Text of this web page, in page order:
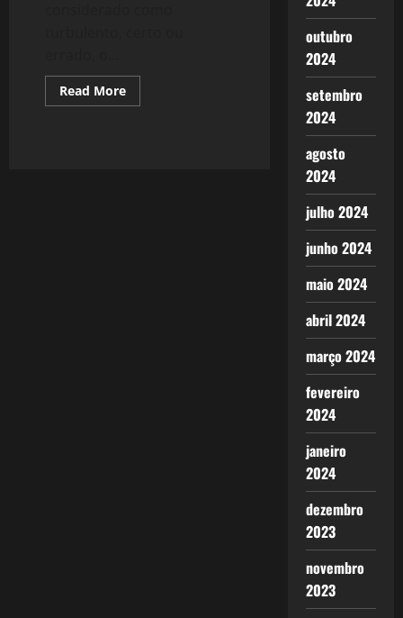
Read MoreRead
more
outubro
2024
setembro
2024
agosto
2024
julho 2024
junho 2024
maio 2024
abril 2024
março 2024
fevereiro
2024
janeiro
2024
dezembro
2023
novembro
2023